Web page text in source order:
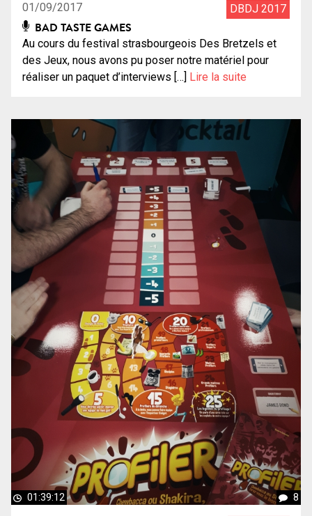
01/09/2017 DBDJ 2017
BAD TASTE GAMES
Au cours du festival strasbourgeois Des Bretzels et
des Jeux, nous avons pu poser notre matériel pour
réaliser un paquet d’interviews […] Lire la suite
01:39:12 8